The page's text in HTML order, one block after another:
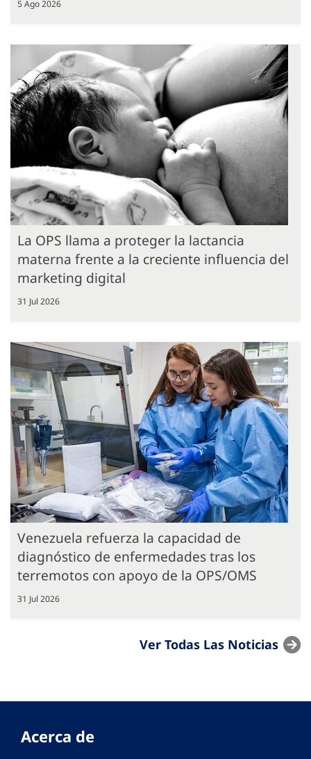
5 Ago 2026
La OPS llama a proteger la lactancia
materna frente a la creciente influencia del
marketing digital
31 Jul 2026
Venezuela refuerza la capacidad de
diagnóstico de enfermedades tras los
terremotos con apoyo de la OPS/OMS
31 Jul 2026
Ver Todas Las Noticias
Acerca de